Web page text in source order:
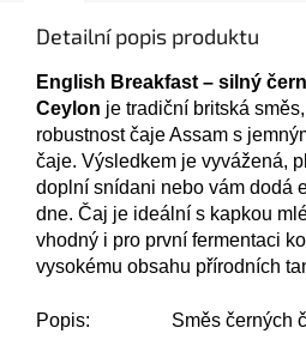
Detailní popis produktu
English Breakfast – silný
Ceylon je tradiční britská
robustnost čaje Assam s
čaje. Výsledkem je vyvážená,
doplní snídani nebo vám dodá
dne. Čaj je ideální s kapkou
vhodný i pro první fermentaci
vysokému obsahu přírodních
Popis:
Směs černých